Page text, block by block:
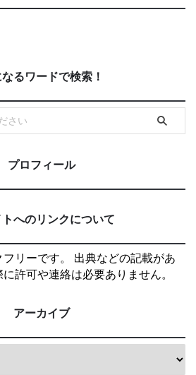
るワードで検索！
プロフィール
へのリンクについて
リーです。 出典などの記載があ
許可や連絡は必要ありません。
アーカイブ